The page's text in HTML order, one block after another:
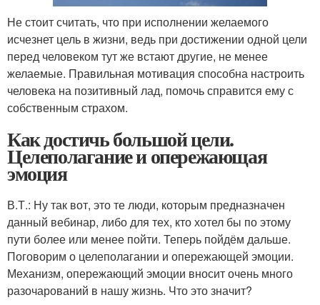
Не стоит считать, что при исполнении желаемого
исчезнет цель в жизни, ведь при достижении одной цели
перед человеком тут же встают другие, не менее
желаемые. Правильная мотивация способна настроить
человека на позитивный лад, помочь справится ему с
собственным страхом.
Как достичь большой цели.
Целеполагание и опережающая
эмоция
В.Т.: Ну так вот, это те люди, которым предназначен
данный вебинар, либо для тех, кто хотел бы по этому
пути более или менее пойти. Теперь пойдём дальше.
Поговорим о целеполагании и опережающей эмоции.
Механизм, опережающий эмоции вносит очень много
разочарований в нашу жизнь. Что это значит?